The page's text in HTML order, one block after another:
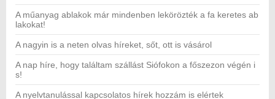
A műanyag ablakok már mindenben lekörözték a fa keretes ab
lakokat!
A nagyin is a neten olvas híreket, sőt, ott is vásárol
A nap híre, hogy találtam szállást Siófokon a főszezon végén i
s!
A nyelvtanulással kapcsolatos hírek hozzám is elértek